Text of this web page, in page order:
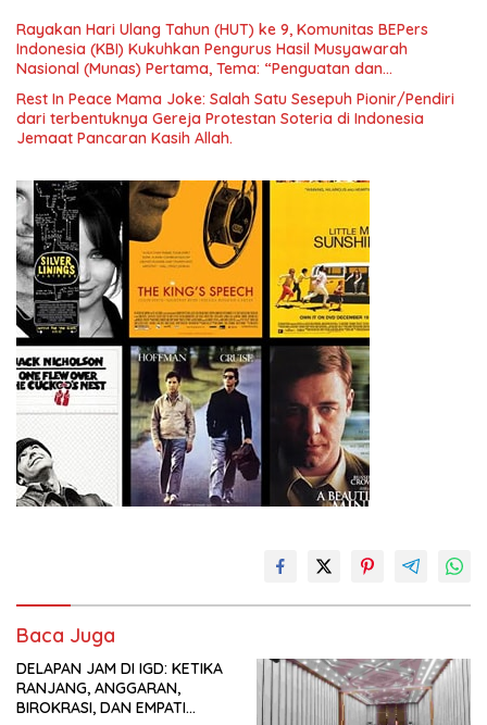
Rayakan Hari Ulang Tahun (HUT) ke 9, Komunitas BEPers
Indonesia (KBI) Kukuhkan Pengurus Hasil Musyawarah
Nasional (Munas) Pertama, Tema: “Penguatan dan
Pengembangan Organisasi KBI yang Berbasis Riset di seluruh
Indonesia dan Mancanegara”.
Rest In Peace Mama Joke: Salah Satu Sesepuh Pionir/Pendiri
dari terbentuknya Gereja Protestan Soteria di Indonesia
Jemaat Pancaran Kasih Allah.
Baca Juga
DELAPAN JAM DI IGD: KETIKA
RANJANG, ANGGARAN,
BIROKRASI, DAN EMPATI